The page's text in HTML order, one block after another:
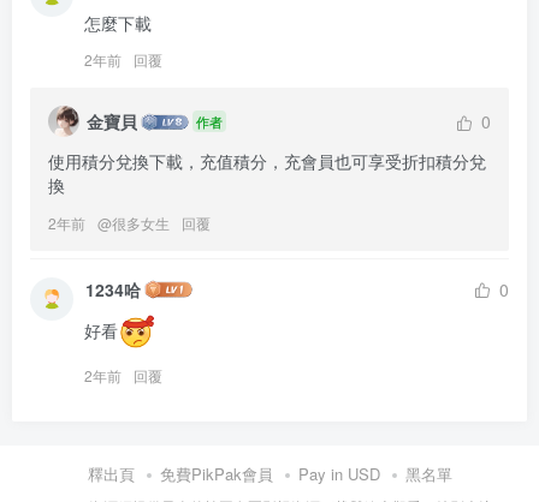
怎麼下載
2年前 回覆
金寶貝 作者
0
使用積分兌換下載，充值積分，充會員也可享受折扣積分兌
換
2年前 @很多女生 回覆
1234哈
0
好看
2年前 回覆
釋出頁 免費PikPak會員 Pay in USD 黑名單